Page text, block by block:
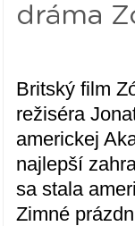
dráma
Britský film
režiséra
americkej
najlepší
sa stala
Zimné